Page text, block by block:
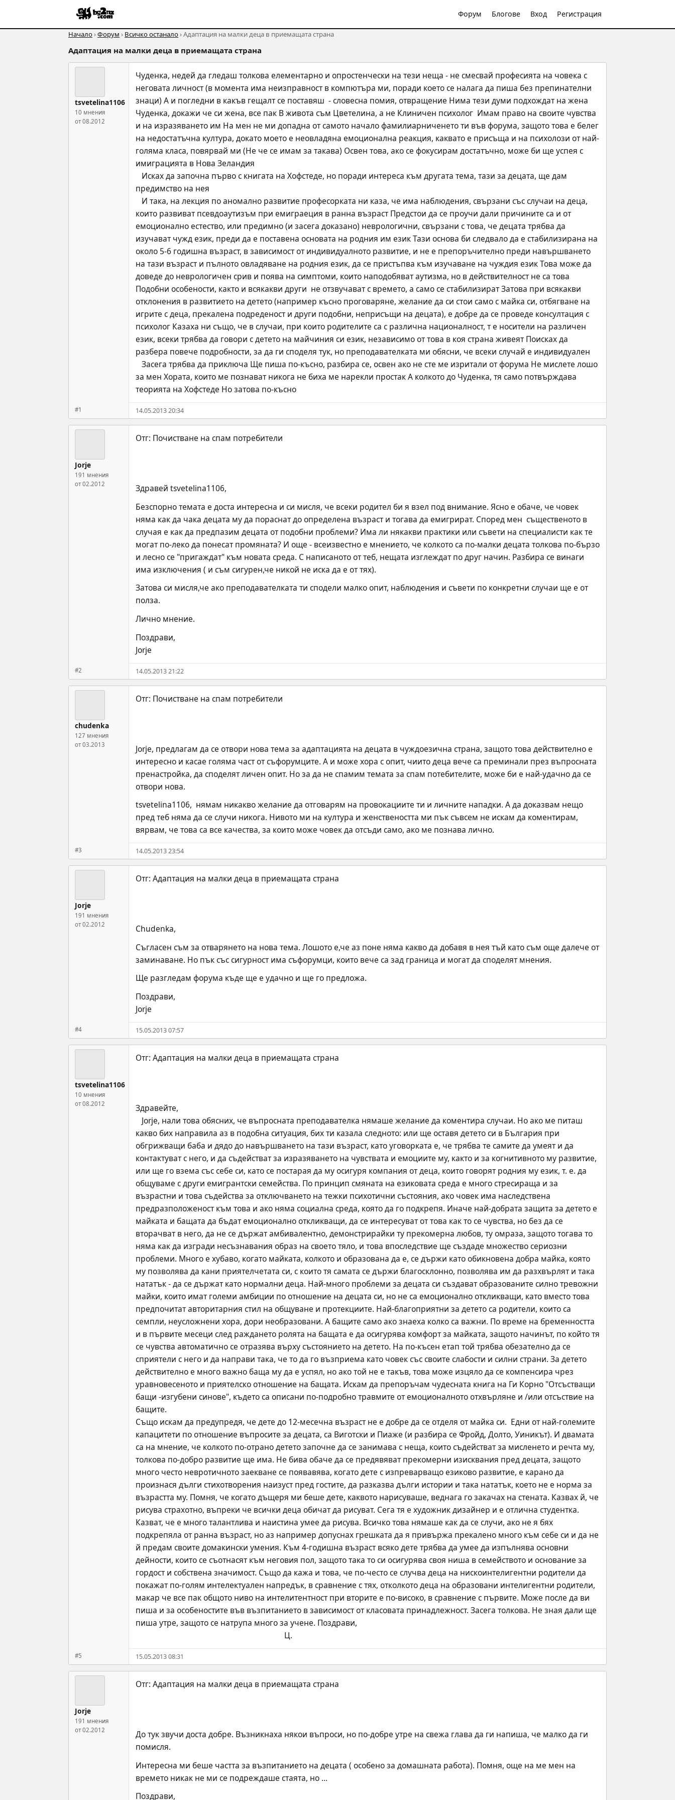
Форум Блогове Вход Регистрация
Начало›Форум › Всичко останало› Адаптация на малки деца в приемащата страна
Адаптация на малки деца в приемащата страна
tsvetelina1106
10 мнения
от 08.2012
#1
Чуденка, недей да гледаш толкова елементарно и опростенчески на тези неща - не смесвай професията на човека с
неговата личност (в момента има неизправност в компютъра ми, поради което се налага да пиша без препинателни
знаци) А и погледни в какъв гещалт се поставяш  - словесна помия, отвращение Нима тези думи подхождат на жена
Чуденка, докажи че си жена, все пак В живота съм Цветелина, а не Клиничен психолог  Имам право на своите чувства
и на изразяването им На мен не ми допадна от самото начало фамилиарниченето ти във форума, защото това е белег
на недостатъчна култура, докато моето е неовладяна емоционална реакция, каквато е присъща и на психолози от най-
голяма класа, повярвай ми (Не че се имам за такава) Освен това, ако се фокусирам достатъчно, може би ще успея с
имиграцията в Нова Зеландия
предимство на нея
които развиват псевдоаутизъм при емиграеция в ранна възраст Предстои да се проучи дали причините са и от
емоционално естество, или предимно (и засега доказано) неврологични, свързани с това, че децата трябва да
изучават чужд език, преди да е поставена основата на родния им език Тази основа би следвало да е стабилизирана на
около 5-6 годишна възраст, в зависимост от индивидуалното развитие, и не е препоръчително преди навършването
на тази възраст и пълното овладяване на родния език, да се пристъпва към изучаване на чуждия език Това може да
доведе до неврологичен срив и поява на симптоми, които наподобяват аутизма, но в действителност не са това
Подобни особености, както и всякакви други  не отзвучават с времето, а само се стабилизират Затова при всякакви
отклонения в развитието на детето (например късно проговаряне, желание да си стои само с майка си, отбягване на
игрите с деца, прекалена подреденост и други подобни, неприсъщи на децата), е добре да се проведе консултация с
психолог Казаха ни също, че в случаи, при които родителите са с различна националност, т е носители на различен
език, всеки трябва да говори с детето на майчиния си език, независимо от това в коя страна живеят Поисках да
разбера повече подробности, за да ги споделя тук, но преподавателката ми обясни, че всеки случай е индивидуален
за мен Хората, които ме познават никога не биха ме нарекли простак А колкото до Чуденка, тя само потвърждава
теорията на Хофстеде Но затова по-късно
14.05.2013 20:34
Jorje
191 мнения
от 02.2012
#2
Здравей tsvetelina1106,
Безспорно темата е доста интересна и си мисля, че всеки родител би я взел под внимание. Ясно е обаче, че човек
няма как да чака децата му да пораснат до определена възраст и тогава да емигрират. Според мен  същественото в
случая е как да предпазим децата от подобни проблеми? Има ли някакви практики или съвети на специалисти как те
могат по-леко да понесат промяната? И още - всеизвестно е мнението, че колкото са по-малки децата толкова по-бързо
и лесно се "пригаждат" към новата среда. С написаното от теб, нещата изглеждат по друг начин. Разбира се винаги
има изключения ( и съм сигурен,че никой не иска да е от тях).
Затова си мисля,че ако преподавателката ти сподели малко опит, наблюдения и съвети по конкретни случаи ще е от
полза.
Лично мнение.
Поздрави,
Jorje
14.05.2013 21:22
chudenka
127 мнения
от 03.2013
#3
Jorje, предлагам да се отвори нова тема за адаптацията на децата в чуждоезична страна, защото това действително е
интересно и касае голяма част от съфорумците. А и може хора с опит, чиито деца вече са преминали през въпросната
пренастройка, да споделят личен опит. Но за да не спамим темата за спам потебителите, може би е най-удачно да се
отвори нова.
tsvetelina1106,  нямам никакво желание да отговарям на провокациите ти и личните нападки. А да доказвам нещо
пред теб няма да се случи никога. Нивото ми на култура и женствеността ми пък съвсем не искам да коментирам,
вярвам, че това са все качества, за които може човек да отсъди само, ако ме познава лично.
14.05.2013 23:54
Jorje
191 мнения
от 02.2012
#4
Chudenka,
Съгласен съм за отварянето на нова тема. Лошото е,че аз поне няма какво да добавя в нея тъй като съм още далече от
заминаване. Но пък със сигурност има съфорумци, които вече са зад граница и могат да споделят мнения.
Ще разгледам форума къде ще е удачно и ще го предложа.
Поздрави,
Jorje
15.05.2013 07:57
tsvetelina1106
10 мнения
от 08.2012
#5
Здравейте,
какво бих направила аз в подобна ситуация, бих ти казала следното: или ще оставя детето си в България при
обгрижващи баба и дядо до навършването на тази възраст, като уговорката е, че трябва те самите да умеят и да
контактуват с него, и да съдействат за изразяването на чувствата и емоциите му, както и за когнитивното му развитие,
или ще го взема със себе си, като се постарая да му осигуря компания от деца, които говорят родния му език, т. е. да
общувамe с други емигрантски семейства. По принцип смяната на езиковата среда e много стресираща и за
възрастни и това съдейства за отключването на тежки психотични състояния, ако човек има наследствена
предразположеност към това и ако няма социална среда, която да го подкрепя. Иначе най-добрата защита за детето е
майката и бащата да бъдат емоционално откликващи, да се интересуват от това как то се чувства, но без да се
вторачват в него, да не се държат амбивалентно, демонстрирайки ту прекомерна любов, ту омраза, защото тогава то
няма как да изгради несъзнавания образ на своето тяло, и това впоследствие ще създаде множество сериозни
проблеми. Много е хубаво, когато майката, колкото и образована да е, се държи като обикновена добра майка, която
му позволява да кани приятелчетата си, с които тя самата се държи благосклонно, позволява им да разхвърлят и така
нататък - да се държат като нормални деца. Най-много проблеми за децата си създават образованите силно тревожни
майки, които имат големи амбиции по отношение на децата си, но не са емоционално откликващи, като вместо това
предпочитат авторитарния стил на общуване и протекциите. Най-благоприятни за детето са родители, които са
семпли, неусложнени хора, дори необразовани. А бащите само ако знаеха колко са важни. По време на бременността
и в първите месеци след раждането ролята на бащата е да осигурява комфорт за майката, защото начинът, по който тя
се чувства автоматично се отразява върху състоянието на детето. На по-късен етап той трябва обезателно да се
сприятели с него и да направи така, че то да го възприема като човек със своите слабости и силни страни. За детето
действително е много важно баща му да е успял, но ако той не е такъв, това може изцяло да се компенсира чрез
уравновесеното и приятелско отношение на бащата. Искам да препоръчам чудесната книга на Ги Корно "Отсъстващи
бащи -изгубени синове", където са описани по-подробно травмите от емоционалното отхвърляне и /или отсъствие на
бащите.
Също искам да предупредя, че дете до 12-месечна възраст не е добре да се отделя от майка си.  Едни от най-големите
капацитети по отношение въпросите за децата, са Виготски и Пиаже (и разбира се Фройд, Долто, Уиникът). И двамата
са на мнение, че колкото по-отрано детето започне да се занимава с неща, които съдействат за мисленето и речта му,
толкова по-добро развитие ще има. Не бива обаче да се предявяват прекомерни изисквания пред децата, защото
много често невротичното заекване се появавява, когато дете с изпреварващо езиково развитие, е карано да
произнася дълги стихотворения наизуст пред гостите, да разказва дълги истории и така нататък, което не е норма за
възрастта му. Помня, че когато дъщеря ми беше дете, каквото нарисуваше, веднага го закачах на стената. Казвах й, че
рисува страхотно, въпреки че всички деца обичат да рисуват. Сега тя е художник дизайнер и е отлична студентка.
Казват, че е много талантлива и наистина умее да рисува. Всичко това нямаше как да се случи, ако не я бях
подкрепяла от ранна възраст, но аз например допуснах грешката да я привържа прекалено много към себе си и да не
й предам своите домакински умения. Към 4-годишна възраст всяко дете трябва да умее да изпълнява основни
дейности, които се съотнасят към неговия пол, защото така то си осигурява своя ниша в семейството и основание за
гордост и собствена значимост. Също да кажа и това, че по-често се случва деца на нискоинтелигентни родители да
покажат по-голям интелектуален напредък, в сравнение с тях, отколкото деца на образовани интелигентни родители,
макар че все пак общото ниво на интелитентност при вторите е по-високо, в сравнение с първите. Може после да ви
пиша и за особеностите във възпитанието в зависимост от класовата принадлежност. Засега толкова. Не зная дали ще
пиша утре, защото се натрупа много за учене. Поздрави,
                                                                          Ц.
15.05.2013 08:31
Jorje
191 мнения
от 02.2012
До тук звучи доста добре. Възникнаха някои въпроси, но по-добре утре на свежа глава да ги напиша, че малко да ги
помисля.
Интересна ми беше частта за възпитанието на децата ( особено за домашната работа). Помня, още на ме мен на
времето никак не ми се подреждаше стаята, но ...
Поздрави,